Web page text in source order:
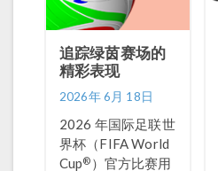
追踪绿茵赛场的
精彩表现
2026年 6月 18日
2026 年国际足联世
界杯（FIFA World
Cup® ）官方比赛用